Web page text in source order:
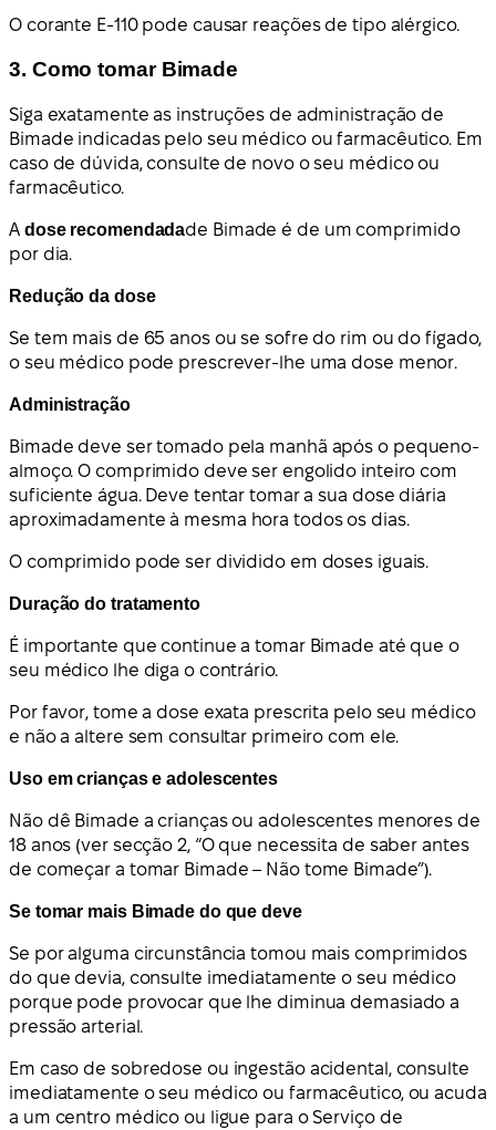
O corante E-110 pode causar reações de tipo alérgico.
3. Como tomar Bimade
Siga exatamente as instruções de administração de
Bimade indicadas pelo seu médico ou farmacêutico. Em
caso de dúvida, consulte de novo o seu médico ou
farmacêutico.
A dose recomendadade Bimade é de um comprimido
por dia.
Redução da dose
Se tem mais de 65 anos ou se sofre do rim ou do fígado,
o seu médico pode prescrever-lhe uma dose menor.
Administração
Bimade deve ser tomado pela manhã após o pequeno-
almoço. O comprimido deve ser engolido inteiro com
suficiente água. Deve tentar tomar a sua dose diária
aproximadamente à mesma hora todos os dias.
O comprimido pode ser dividido em doses iguais.
Duração do tratamento
É importante que continue a tomar Bimade até que o
seu médico lhe diga o contrário.
Por favor, tome a dose exata prescrita pelo seu médico
e não a altere sem consultar primeiro com ele.
Uso em crianças e adolescentes
Não dê Bimade a crianças ou adolescentes menores de
18 anos (ver secção 2, “O que necessita de saber antes
de começar a tomar Bimade – Não tome Bimade”).
Se tomar mais Bimade do que deve
Se por alguma circunstância tomou mais comprimidos
do que devia, consulte imediatamente o seu médico
porque pode provocar que lhe diminua demasiado a
pressão arterial.
Em caso de sobredose ou ingestão acidental, consulte
imediatamente o seu médico ou farmacêutico, ou acuda
a um centro médico ou ligue para o Serviço de